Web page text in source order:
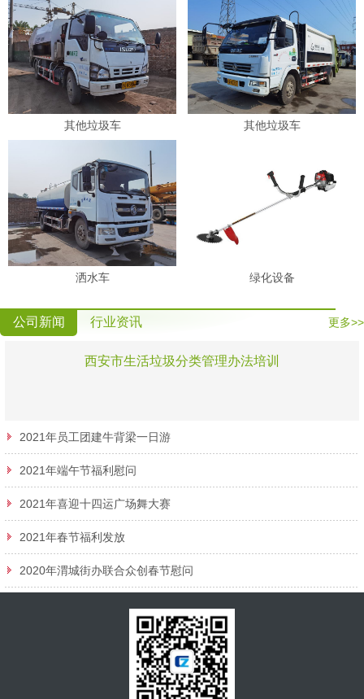
其他垃圾车 其他垃圾车
洒水车 绿化设备
公司新闻 行业资讯 更多>>
西安市生活垃圾分类管理办法培训
2021年员工团建牛背梁一日游
2021年端午节福利慰问
2021年喜迎十四运广场舞大赛
2021年春节福利发放
2020年渭城街办联合众创春节慰问